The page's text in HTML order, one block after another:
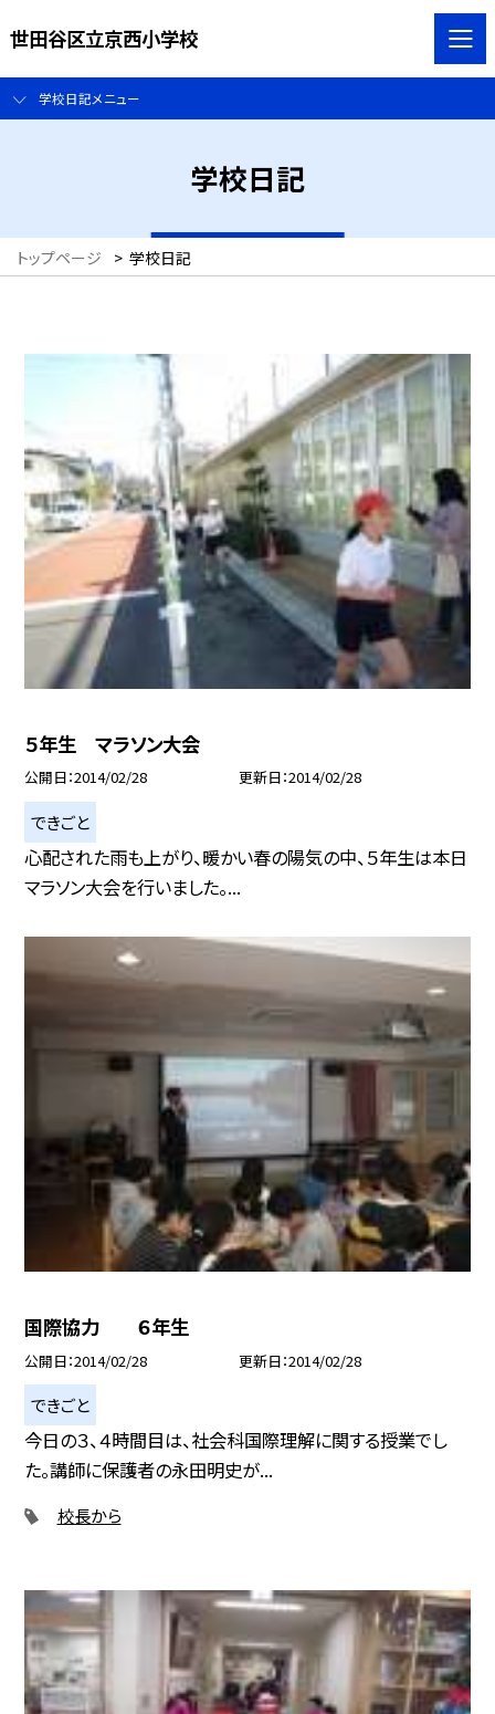
世田谷区立京西小学校
学校日記メニュー
学校日記
トップページ > 学校日記
５年生 マラソン大会
公開日 2014/02/28 更新日 2014/02/28
できごと
心配された雨も上がり、暖かい春の陽気の中、５年生は本日
マラソン大会を行いました。...
国際協力 ６年生
公開日 2014/02/28 更新日 2014/02/28
できごと
今日の３、４時間目は、社会科国際理解に関する授業でし
た。講師に保護者の永田明史が...
校長から